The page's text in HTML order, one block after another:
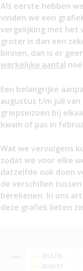
Als eerste hebben
vinden we een
vergelijking met het
groter is dan een
binnen, dan is er
werkelijke aantal
Een belangrijke
augustus t/m juli
griepseizoen bij
kwam of pas in
Wat we vervolgens
zodat we voor elke
datzelfde ook doen
de verschillen
berekenen. In ons
deze grafiek lieten